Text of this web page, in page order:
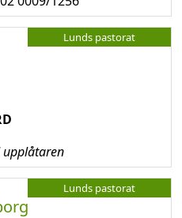
Lunds pastorat
Lunds pastorat